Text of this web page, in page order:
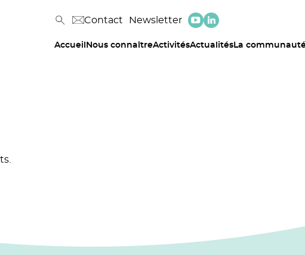
Contact Newsletter
Accueil Nous connaîtreActivitésActualités La